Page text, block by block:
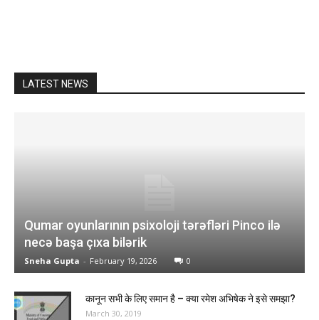
LATEST NEWS
Qumar oyunlarının psixoloji tərəfləri Pinco ilə
necə başa çıxa bilərik
Sneha Gupta - February 19, 2026 0
कानून सभी के लिए समान है – क्या रमेश अभिषेक ने इसे समझा?
March 30, 2019